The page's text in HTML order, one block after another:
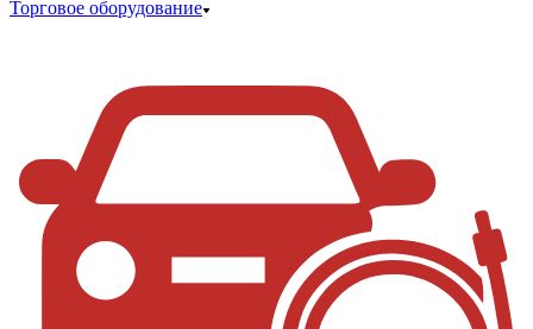
Торговое оборудование